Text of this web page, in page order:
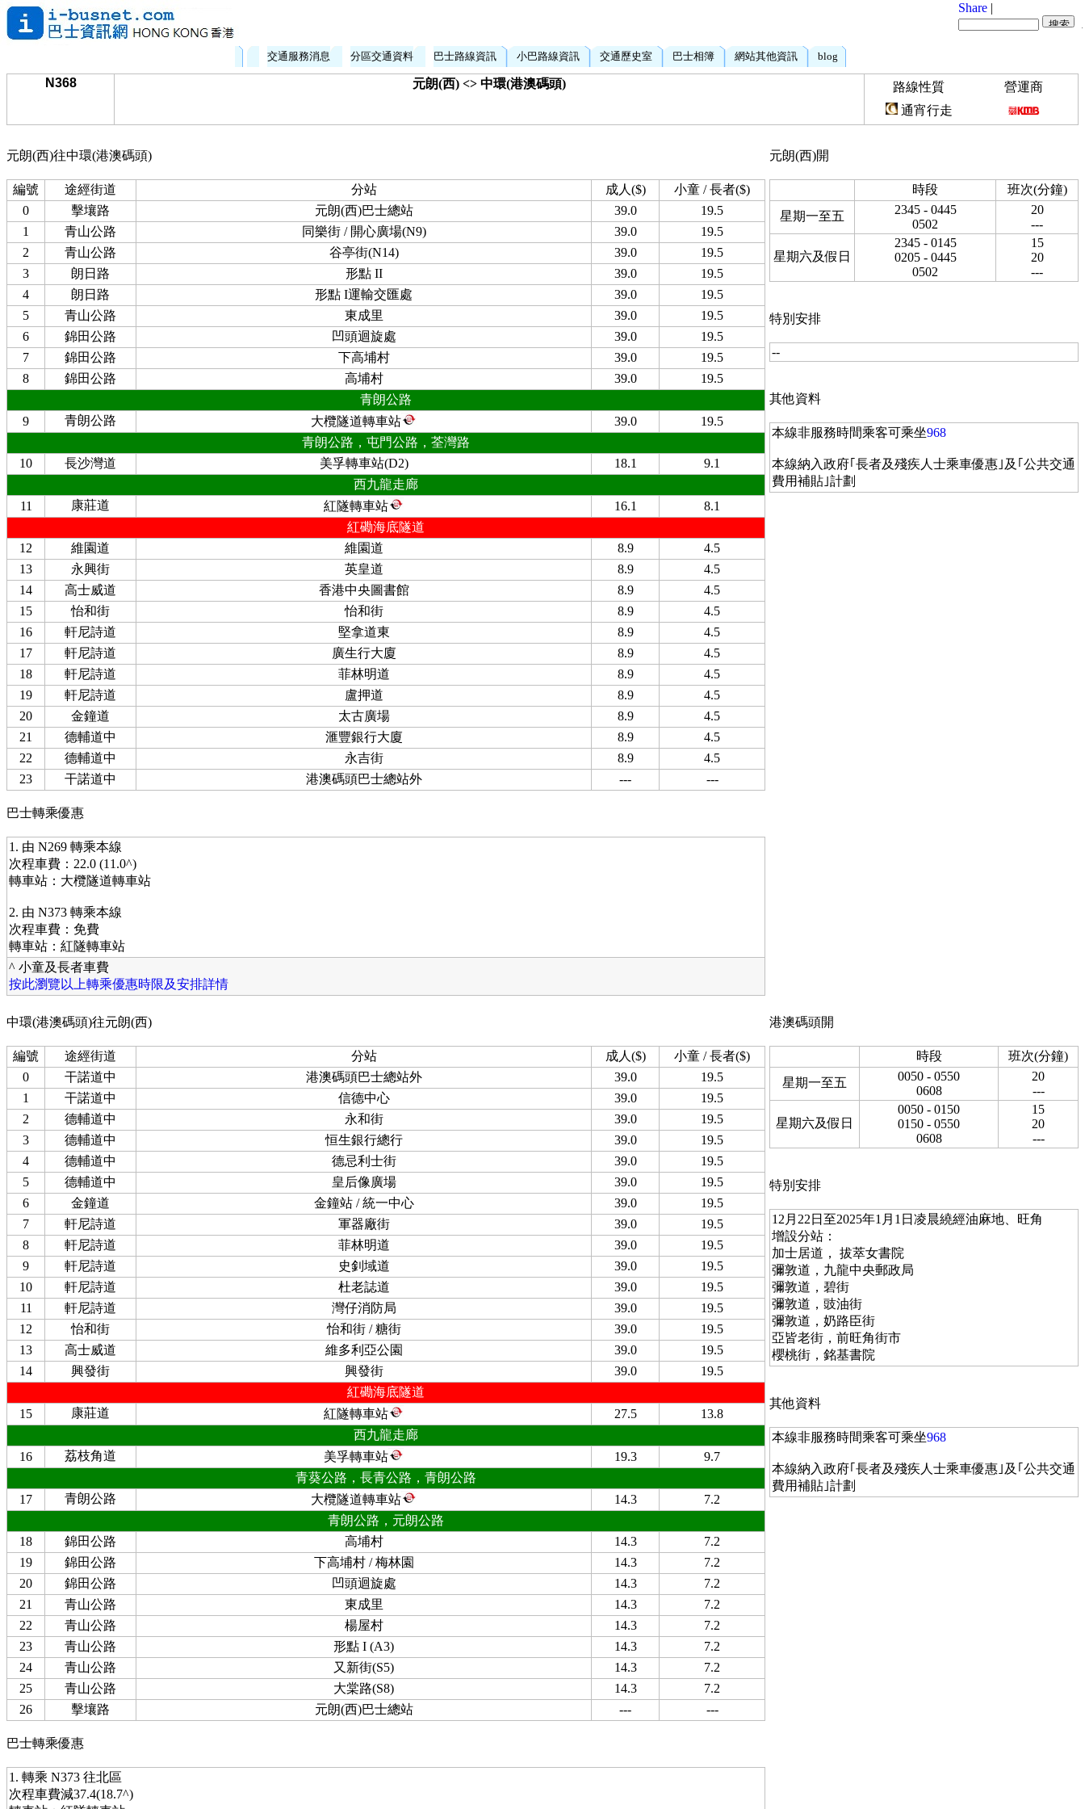
Share |
交通服務消息 分區交通資料 巴士路線資訊 小巴路線資訊 交通歷史室 巴士相簿 網站其他資訊 blog
N368 元朗(西) <> 中環(港澳碼頭) 路線性質
營運商
通宵行走
元朗(西)往中環(港澳碼頭)
編號 途經街道 分站 成人($)
小童 / 長者($)
0
擊壤路 元朗(西)巴士總站 39.0
19.5
1
青山公路 同樂街 / 開心廣場(N9) 39.0
19.5
2
青山公路 谷亭街(N14) 39.0
19.5
3
朗日路 形點 II 39.0
19.5
4
朗日路 形點 I運輸交匯處 39.0
19.5
5
青山公路 東成里 39.0
19.5
6
錦田公路 凹頭迴旋處 39.0
19.5
7
錦田公路 下高埔村 39.0
19.5
8
錦田公路 高埔村 39.0
19.5
青朗公路
9
青朗公路 大欖隧道轉車站 39.0
19.5
青朗公路，屯門公路，荃灣路
10
長沙灣道 美孚轉車站(D2) 18.1
9.1
西九龍走廊
11
康莊道 紅隧轉車站 16.1
8.1
紅磡海底隧道
12
維園道 維園道 8.9
4.5
13
永興街 英皇道 8.9
4.5
14
高士威道 香港中央圖書館 8.9
4.5
15
怡和街 怡和街 8.9
4.5
16
軒尼詩道 堅拿道東 8.9
4.5
17
軒尼詩道 廣生行大廈 8.9
4.5
18
軒尼詩道 菲林明道 8.9
4.5
19
軒尼詩道 盧押道 8.9
4.5
20
金鐘道 太古廣場 8.9
4.5
21
德輔道中 滙豐銀行大廈 8.9
4.5
22
德輔道中 永吉街 8.9
4.5
23
干諾道中 港澳碼頭巴士總站外 --- ---
巴士轉乘優惠
1. 由 N269 轉乘本線
次程車費：22.0 (11.0^)
轉車站：大欖隧道轉車站
2. 由 N373 轉乘本線
次程車費：免費
轉車站：紅隧轉車站
^ 小童及長者車費
按此瀏覽以上轉乘優惠時限及安排詳情
元朗(西)開
時段
班次(分鐘)
星期一至五
2345 - 0445
0502
20
---
星期六及假日
2345 - 0145
0205 - 0445
0502
15
20
---
特別安排
--
其他資料
本線非服務時間乘客可乘坐968
本線納入政府｢長者及殘疾人士乘車優惠｣及｢公共交通
費用補貼｣計劃
中環(港澳碼頭)往元朗(西)
編號 途經街道 分站 成人($)
小童 / 長者($)
0
干諾道中 港澳碼頭巴士總站外 39.0
19.5
1
干諾道中 信德中心 39.0
19.5
2
德輔道中 永和街 39.0
19.5
3
德輔道中 恒生銀行總行 39.0
19.5
4
德輔道中 德忌利士街 39.0
19.5
5
德輔道中 皇后像廣場 39.0
19.5
6
金鐘道 金鐘站 / 統一中心 39.0
19.5
7
軒尼詩道 軍器廠街 39.0
19.5
8
軒尼詩道 菲林明道 39.0
19.5
9
軒尼詩道 史釗域道 39.0
19.5
10
軒尼詩道 杜老誌道 39.0
19.5
11
軒尼詩道 灣仔消防局 39.0
19.5
12
怡和街 怡和街 / 糖街 39.0
19.5
13
高士威道 維多利亞公園 39.0
19.5
14
興發街 興發街 39.0
19.5
紅磡海底隧道
15
康莊道 紅隧轉車站 27.5
13.8
西九龍走廊
16
荔枝角道 美孚轉車站 19.3
9.7
青葵公路，長青公路，青朗公路
17
青朗公路 大欖隧道轉車站 14.3
7.2
青朗公路，元朗公路
18
錦田公路 高埔村 14.3
7.2
19
錦田公路 下高埔村 / 梅林園 14.3
7.2
20
錦田公路 凹頭迴旋處 14.3
7.2
21
青山公路 東成里 14.3
7.2
22
青山公路 楊屋村 14.3
7.2
23
青山公路 形點 I (A3) 14.3
7.2
24
青山公路 又新街(S5) 14.3
7.2
25
青山公路 大棠路(S8) 14.3
7.2
26
擊壤路 元朗(西)巴士總站 --- ---
巴士轉乘優惠
1. 轉乘 N373 往北區
次程車費減37.4(18.7^)
港澳碼頭開
時段
班次(分鐘)
星期一至五
0050 - 0550
0608
20
---
星期六及假日
0050 - 0150
0150 - 0550
0608
15
20
---
特別安排
12月22日至2025年1月1日凌晨繞經油麻地、旺角
增設分站：
加士居道， 拔萃女書院
彌敦道，九龍中央郵政局
彌敦道，碧街
彌敦道，豉油街
彌敦道，奶路臣街
亞皆老街，前旺角街市
櫻桃街，銘基書院
其他資料
本線非服務時間乘客可乘坐968
本線納入政府｢長者及殘疾人士乘車優惠｣及｢公共交通
費用補貼｣計劃